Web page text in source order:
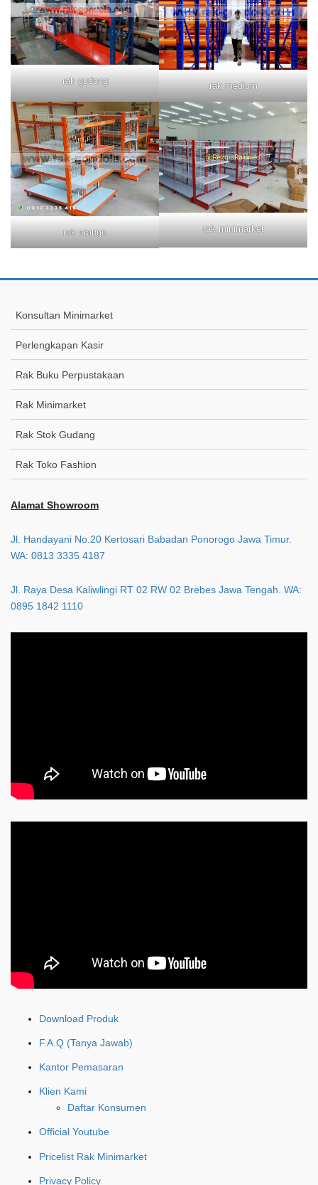
rak gudang rak medium
rak orange rak minimarket
Konsultan Minimarket
Perlengkapan Kasir
Rak Buku Perpustakaan
Rak Minimarket
Rak Stok Gudang
Rak Toko Fashion
Alamat Showroom
Jl. Handayani No.20 Kertosari Babadan Ponorogo Jawa Timur.
WA: 0813 3335 4187
Jl. Raya Desa Kaliwlingi RT 02 RW 02 Brebes Jawa Tengah. WA:
0895 1842 1110
Download Produk
F.A.Q (Tanya Jawab)
Kantor Pemasaran
Klien Kami
Daftar Konsumen
Official Youtube
Pricelist Rak Minimarket
Privacy Policy